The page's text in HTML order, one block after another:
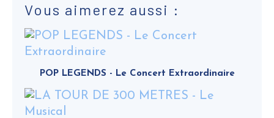
Vous aimerez aussi :
POP LEGENDS - Le Concert Extraordinaire